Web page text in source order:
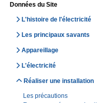
Données du Site
L'histoire de l'électricité
Les principaux savants
Appareillage
L'électricité
Réaliser une installation
Les précautions